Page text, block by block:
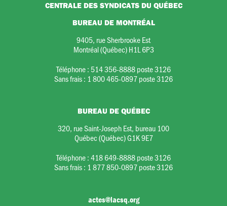
CENTRALE DES SYNDICATS DU QUÉBEC
BUREAU DE MONTRÉAL
9405, rue Sherbrooke Est
Montréal (Québec) H1L 6P3
Téléphone : 514 356-8888 poste 3126
Sans frais : 1 800 465-0897 poste 3126
BUREAU DE QUÉBEC
320, rue Saint-Joseph Est, bureau 100
Québec (Québec) G1K 9E7
Téléphone :418 649-8888 poste 3126
Sans frais : 1 877 850-0897 poste 3126
actes@lacsq.org